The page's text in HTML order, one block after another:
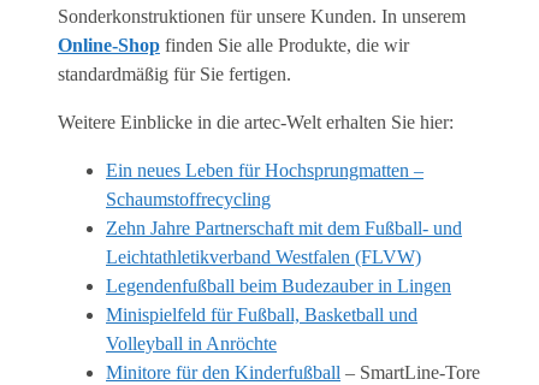
Sonderkonstruktionen für unsere Kunden. In unserem
Online-Shop finden Sie alle Produkte, die wir
standardmäßig für Sie fertigen.
Weitere Einblicke in die artec-Welt erhalten Sie hier:
Ein neues Leben für Hochsprungmatten –
Schaumstoffrecycling
Zehn Jahre Partnerschaft mit dem Fußball- und
Leichtathletikverband Westfalen (FLVW)
Legendenfußball beim Budezauber in Lingen
Minispielfeld für Fußball, Basketball und
Volleyball in Anröchte
Minitore für den Kinderfußball – SmartLine-Tore